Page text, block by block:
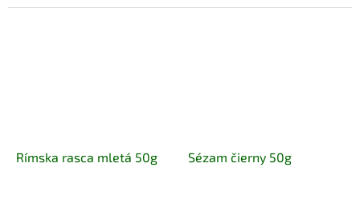
Južnej Amerike. Je to jedno z
používa sa na mäso, polievky,
Rímska rasca mletá 50g Sézam čierny 50g